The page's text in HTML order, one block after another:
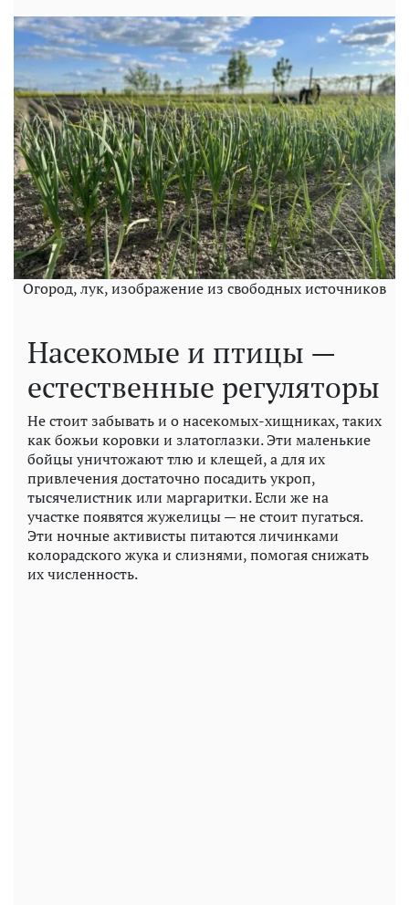
Огород, лук, изображение из свободных источников
Насекомые и птицы —
естественные регуляторы
Не стоит забывать и о насекомых-хищниках, таких
как божьи коровки и златоглазки. Эти маленькие
бойцы уничтожают тлю и клещей, а для их
привлечения достаточно посадить укроп,
тысячелистник или маргаритки. Если же на
участке появятся жужелицы — не стоит пугаться.
Эти ночные активисты питаются личинками
колорадского жука и слизнями, помогая снижать
их численность.